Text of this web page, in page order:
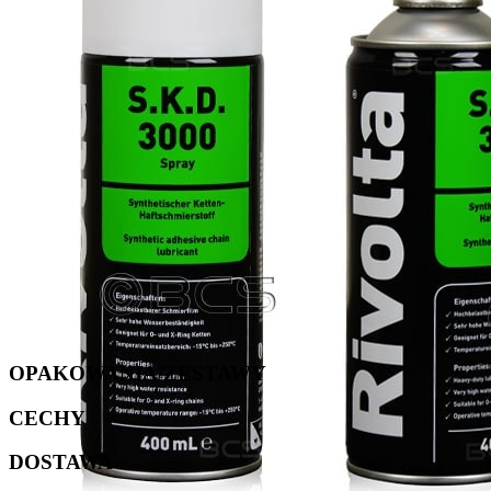
OPAKOWANIA/ZESTAWY
CECHY
DOSTAWA